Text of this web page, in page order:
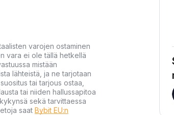
varojen ostaminen
vara ei ole tällä hetkellä
mistään
lähteistä, ja ne tarjotaan
tai tarjous ostaa,
tai niiden hallussapitoa
sekä tarvittaessa
saat Bybit EU:n